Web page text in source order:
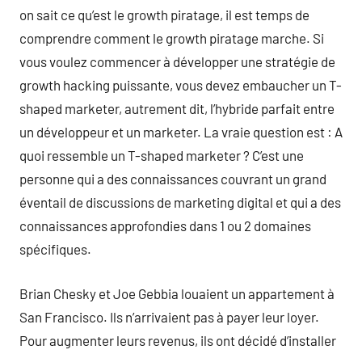
on sait ce qu’est le growth piratage, il est temps de
comprendre comment le growth piratage marche. Si
vous voulez commencer à développer une stratégie de
growth hacking puissante, vous devez embaucher un T-
shaped marketer, autrement dit, l’hybride parfait entre
un développeur et un marketer. La vraie question est : A
quoi ressemble un T-shaped marketer ? C’est une
personne qui a des connaissances couvrant un grand
éventail de discussions de marketing digital et qui a des
connaissances approfondies dans 1 ou 2 domaines
spécifiques.
Brian Chesky et Joe Gebbia louaient un appartement à
San Francisco. Ils n’arrivaient pas à payer leur loyer.
Pour augmenter leurs revenus, ils ont décidé d’installer